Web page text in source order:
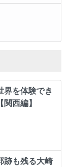
界を体験でき
西編】
跡も残る大崎